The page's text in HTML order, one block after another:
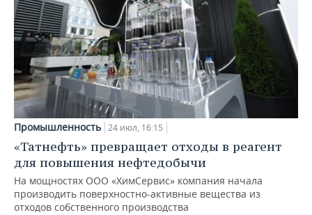
Промышленность 24 июл, 16:15
«Татнефть» превращает отходы в реагент
для повышения нефтедобычи
На мощностях ООО «ХимСервис» компания начала
производить поверхностно-активные вещества из
отходов собственного производства